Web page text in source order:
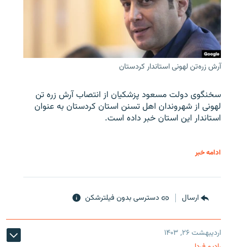
آرش زره‌تن لهونی استاندار کردستان
سخنگوی دولت مسعود پزشکیان از انتصاب آرش زره تن
لهونی از شهروندان اهل تسنن استان کردستان به عنوان
استاندار این استان خبر داده است.
ادامه خبر
ارسال دسترسی بدون فیلترشکن
اردیبهشت ۲۶, ۱۴۰۳